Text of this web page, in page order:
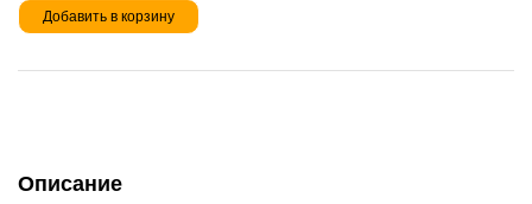
Добавить в корзину
Описание